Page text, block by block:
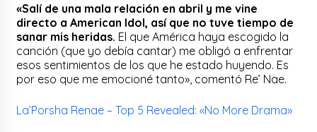
«Salí de una mala relación en abril y me vine
directo a American Idol, así que no tuve tiempo de
sanar mis heridas. El que América haya escogido la
canción (que yo debía cantar) me obligó a enfrentar
esos sentimientos de los que he estado huyendo. Es
por eso que me emocioné tanto», comentó Re’ Nae.
La’Porsha Renae – Top 5 Revealed: «No More Drama»